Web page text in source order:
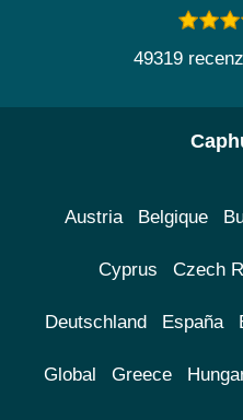
49319
Austria Belgique
Cyprus Czech
Deutschland España
Global Greece